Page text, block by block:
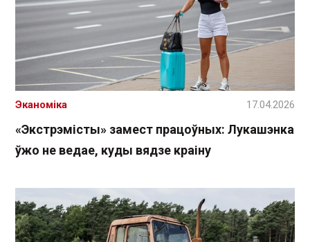
«Экстрэмісты» замест працоўных: Лукашэнка
ўжо не ведае, куды вядзе краіну
Эканоміка 17.04.2026